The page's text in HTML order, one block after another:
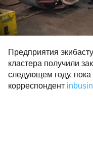
Предприятия
кластера получили
следующем году,
корреспондент